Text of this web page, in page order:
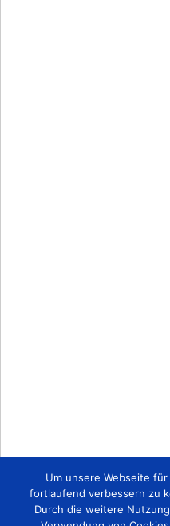
Um unsere Webseite
fortlaufend verbessern zu
Durch die weitere